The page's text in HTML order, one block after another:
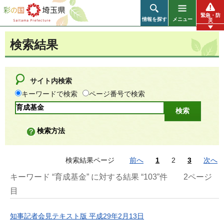
彩の国 埼玉県
情報を探す メニュー
緊急・防
災
検索結果
サイト内検索
キーワードで検索
ページ番号で検索
検索方法
検索結果ページ 前へ 1 2 3 次へ
キーワード “育成基金” に対する結果 “103”件
2ページ
目
知事記者会見テキスト版 平成29年2月13日